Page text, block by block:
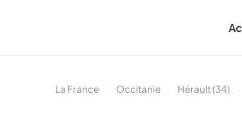
La France Occitanie Hérault (34)